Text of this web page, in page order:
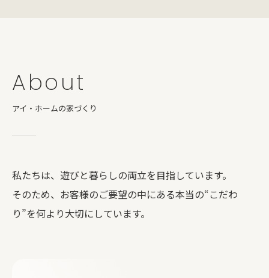
About
アイ・ホームの家づくり
私たちは、遊びと暮らしの両立を目指しています。
そのため、お客様のご要望の中にある本当の“こだわ
り”を何より大切にしています。